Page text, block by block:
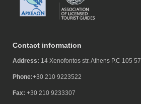
Contact information
Address: 14 Xenofontos str. Athens P.C 105 57
Phone:+30 210 9223522
Fax: +30 210 9233307